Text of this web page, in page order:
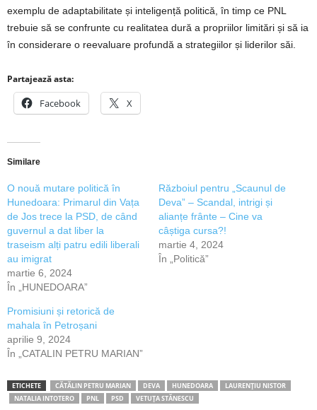
exemplu de adaptabilitate și inteligență politică, în timp ce PNL
trebuie să se confrunte cu realitatea dură a propriilor limitări și să ia
în considerare o reevaluare profundă a strategiilor și liderilor săi.
Partajează asta:
Facebook X
Similare
O nouă mutare politică în
Hunedoara: Primarul din Vața
de Jos trece la PSD, de când
guvernul a dat liber la
traseism alți patru edili liberali
au imigrat
martie 6, 2024
În „HUNEDOARA”
Războiul pentru „Scaunul de
Deva” – Scandal, intrigi și
alianțe frânte – Cine va
câștiga cursa?!
martie 4, 2024
În „Politică”
Promisiuni și retorică de
mahala în Petroșani
aprilie 9, 2024
În „CATALIN PETRU MARIAN”
ETICHETE CĂTĂLIN PETRU MARIAN DEVA HUNEDOARA
LAURENȚIU NISTOR
NATALIA INTOTERO
PNL PSD VETUȚA STĂNESCU